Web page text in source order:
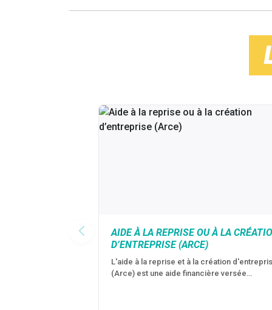
AIDE À LA REPRISE OU À LA
D’ENTREPRISE (ARCE)
L'aide à la reprise et à la création
(Arce) est une aide financière versée…